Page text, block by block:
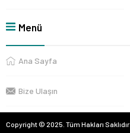
Menü
Ana Sayfa
Bize Ulaşın
Copyright © 2025. Tüm Hakları Saklıdır.